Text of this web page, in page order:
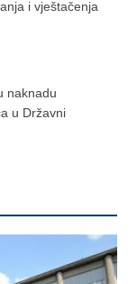
i vještačenja
naknadu
u Državni